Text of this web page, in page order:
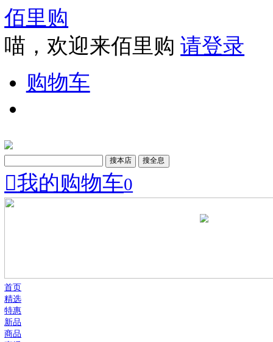
佰里购
喵，欢迎来佰里购请登
购物车
我的购物车
首页
精选